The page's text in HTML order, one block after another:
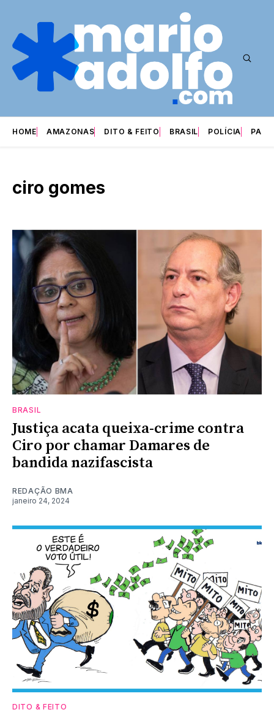
HOME AMAZONAS DITO & FEITO BRASIL POLÍCIA
ciro gomes
BRASIL
Justiça acata queixa-crime contra
Ciro por chamar Damares de
bandida nazifascista
REDAÇÃO BMA
janeiro 24, 2024
DITO & FEITO